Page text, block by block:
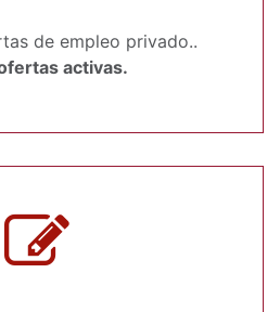
de empleo privado..
activas.